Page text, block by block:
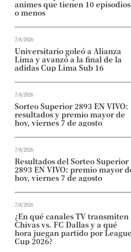
animes que tienen 10 episodios
o menos
7/8/2026
Universitario goleó a Alianza
Lima y avanzó a la final de la
adidas Cup Lima Sub 16
7/8/2026
Sorteo Superior 2893 EN VIVO:
resultados y premio mayor de
hoy, viernes 7 de agosto
7/8/2026
Resultados del Sorteo Superior
2893 EN VIVO: premio mayor
hoy, viernes 7 de agosto
7/8/2026
¿En qué canales TV transmiten
Chivas vs. FC Dallas y a qué
hora juegan partido por
Cup 2026?